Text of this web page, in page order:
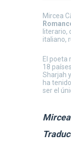
Mircea
literario,
italiano,
El poeta
18
Sharjah
ha
ser el